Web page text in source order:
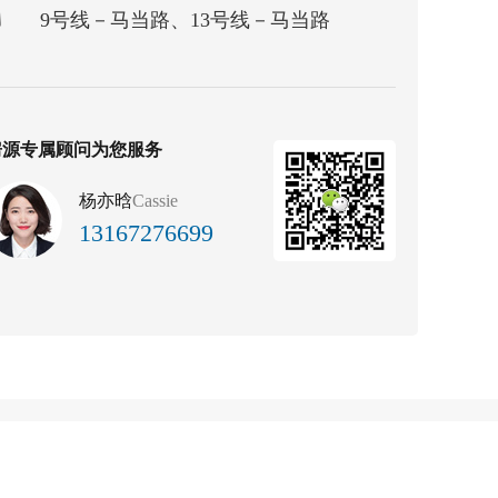
9号线－马当路、13号线－马当路
专属顾问为您服务
杨亦晗Cassie
13167276699